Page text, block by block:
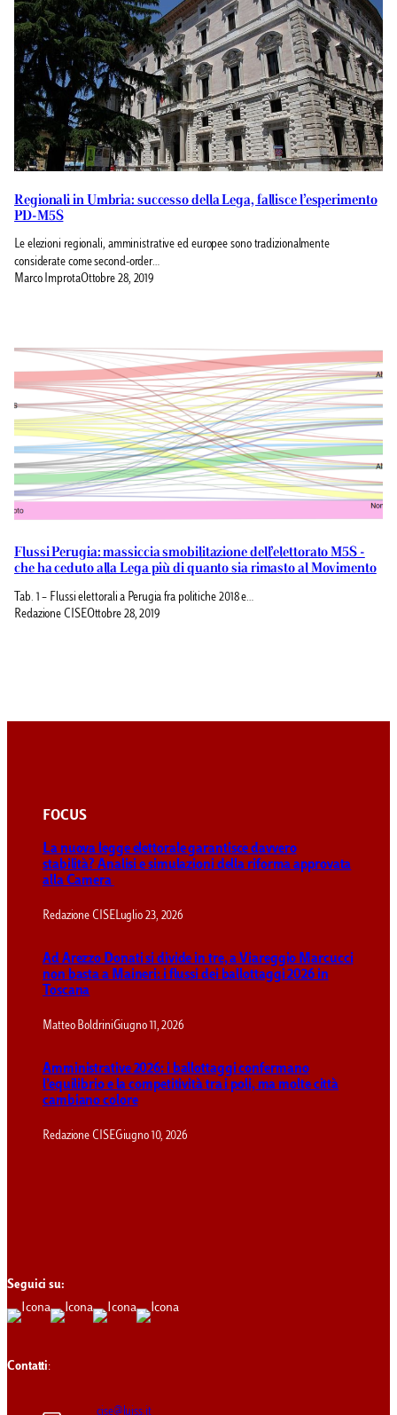
Regionali in Umbria: successo della Lega, fallisce l’esperimento
PD-M5S
Le elezioni regionali, amministrative ed europee sono tradizionalmente
considerate come second-order…
Marco ImprotaOttobre 28, 2019
Flussi Perugia: massiccia smobilitazione dell’elettorato M5S -
che ha ceduto alla Lega più di quanto sia rimasto al Movimento
Tab. 1 – Flussi elettorali a Perugia fra politiche 2018 e…
Redazione CISEOttobre 28, 2019
FOCUS
La nuova legge elettorale garantisce davvero
stabilità? Analisi e simulazioni della riforma approvata
alla Camera
Redazione CISELuglio 23, 2026
Ad Arezzo Donati si divide in tre, a Viareggio Marcucci
non basta a Maineri: i flussi dei ballottaggi 2026 in
Toscana
Matteo BoldriniGiugno 11, 2026
Amministrative 2026: i ballottaggi confermano
l’equilibrio e la competitività tra i poli, ma molte città
cambiano colore
Redazione CISEGiugno 10, 2026
Seguici su:
Contatti:
cise@luiss.it